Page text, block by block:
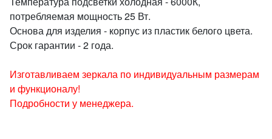
потребляемая мощность 25 Вт.
Основа для изделия - корпус из пластик белого цвета.
Срок гарантии - 2 года.
Изготавливаем зеркала по индивидуальным размерам
и функционалу!
Подробности у менеджера.